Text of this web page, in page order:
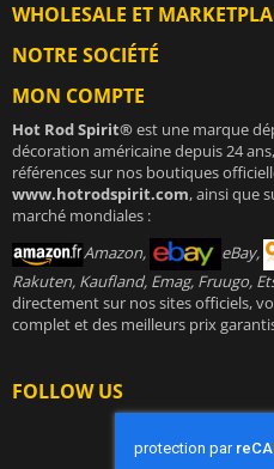
WHOLESALE ET
NOTRE SOCIÉTÉ
MON COMPTE
Hot Rod Spirit®est une marque
décoration américaine depuis 24
références sur nos boutiques
www.hotrodspirit.com, ainsi que
marché mondiales :
Amazon,
eBay,
Rakuten, Kaufland, Emag, Fruugo,
directement sur nos sites officiels,
complet et des meilleurs prix
FOLLOW US